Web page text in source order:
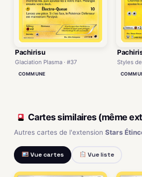
Pachirisu
Glaciation Plasma · #37
COMMUNE
Styles
Cartes similaires (même
Autres cartes de l'extension Stars
Vue cartes Vue liste